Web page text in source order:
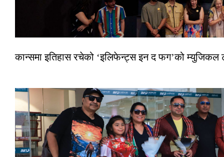
कान्समा इतिहास रचेको ‘इलिफेन्ट्स इन द फग’को म्युजिकल